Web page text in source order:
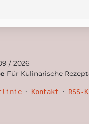
/ 2026
Für Kulinarische
• Kontakt • RSS-